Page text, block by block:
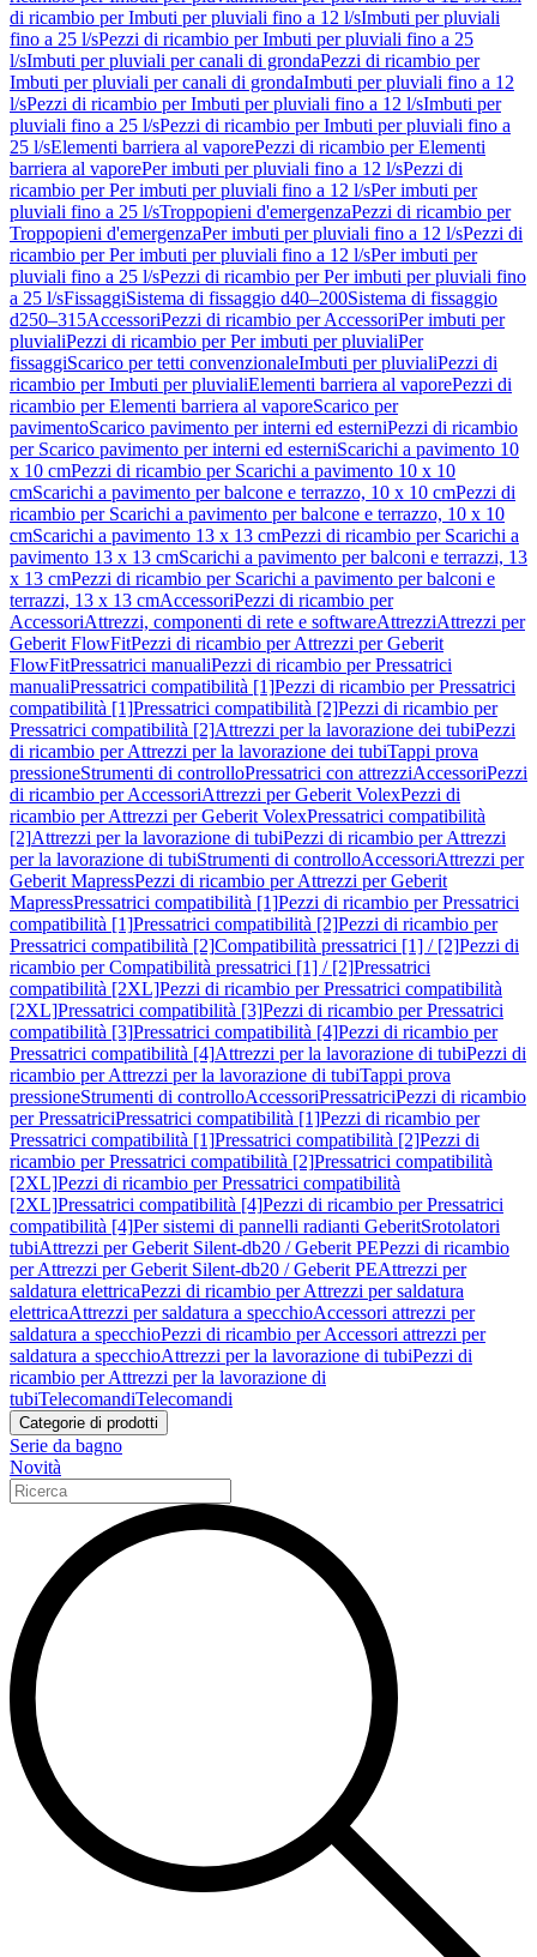
di ricambio per Imbuti per pluviali fino a 12 l/sImbuti per pluviali
fino a 25 l/sPezzi di ricambio per Imbuti per pluviali fino a 25
l/sImbuti per pluviali per canali di grondaPezzi di ricambio per
Imbuti per pluviali per canali di grondaImbuti per pluviali fino a 12
l/sPezzi di ricambio per Imbuti per pluviali fino a 12 l/sImbuti per
pluviali fino a 25 l/sPezzi di ricambio per Imbuti per pluviali fino a
25 l/sElementi barriera al vaporePezzi di ricambio per Elementi
barriera al vaporePer imbuti per pluviali fino a 12 l/sPezzi di
ricambio per Per imbuti per pluviali fino a 12 l/sPer imbuti per
pluviali fino a 25 l/sTroppopieni d'emergenzaPezzi di ricambio per
Troppopieni d'emergenzaPer imbuti per pluviali fino a 12 l/sPezzi di
ricambio per Per imbuti per pluviali fino a 12 l/sPer imbuti per
pluviali fino a 25 l/sPezzi di ricambio per Per imbuti per pluviali fino
a 25 l/sFissaggiSistema di fissaggio d40–200Sistema di fissaggio
d250–315AccessoriPezzi di ricambio per AccessoriPer imbuti per
pluvialiPezzi di ricambio per Per imbuti per pluvialiPer
fissaggiScarico per tetti convenzionaleImbuti per pluvialiPezzi di
ricambio per Imbuti per pluvialiElementi barriera al vaporePezzi di
ricambio per Elementi barriera al vaporeScarico per
pavimentoScarico pavimento per interni ed esterniPezzi di ricambio
per Scarico pavimento per interni ed esterniScarichi a pavimento 10
x 10 cmPezzi di ricambio per Scarichi a pavimento 10 x 10
cmScarichi a pavimento per balcone e terrazzo, 10 x 10 cmPezzi di
ricambio per Scarichi a pavimento per balcone e terrazzo, 10 x 10
cmScarichi a pavimento 13 x 13 cmPezzi di ricambio per Scarichi a
pavimento 13 x 13 cmScarichi a pavimento per balconi e terrazzi, 13
x 13 cmPezzi di ricambio per Scarichi a pavimento per balconi e
terrazzi, 13 x 13 cmAccessoriPezzi di ricambio per
AccessoriAttrezzi, componenti di rete e softwareAttrezziAttrezzi per
Geberit FlowFitPezzi di ricambio per Attrezzi per Geberit
FlowFitPressatrici manualiPezzi di ricambio per Pressatrici
manualiPressatrici compatibilità [1]Pezzi di ricambio per Pressatrici
compatibilità [1]Pressatrici compatibilità [2]Pezzi di ricambio per
Pressatrici compatibilità [2]Attrezzi per la lavorazione dei tubiPezzi
di ricambio per Attrezzi per la lavorazione dei tubiTappi prova
pressioneStrumenti di controlloPressatrici con attrezziAccessoriPezzi
di ricambio per AccessoriAttrezzi per Geberit VolexPezzi di
ricambio per Attrezzi per Geberit VolexPressatrici compatibilità
[2]Attrezzi per la lavorazione di tubiPezzi di ricambio per Attrezzi
per la lavorazione di tubiStrumenti di controlloAccessoriAttrezzi per
Geberit MapressPezzi di ricambio per Attrezzi per Geberit
MapressPressatrici compatibilità [1]Pezzi di ricambio per Pressatrici
compatibilità [1]Pressatrici compatibilità [2]Pezzi di ricambio per
Pressatrici compatibilità [2]Compatibilità pressatrici [1] / [2]Pezzi di
ricambio per Compatibilità pressatrici [1] / [2]Pressatrici
compatibilità [2XL]Pezzi di ricambio per Pressatrici compatibilità
[2XL]Pressatrici compatibilità [3]Pezzi di ricambio per Pressatrici
compatibilità [3]Pressatrici compatibilità [4]Pezzi di ricambio per
Pressatrici compatibilità [4]Attrezzi per la lavorazione di tubiPezzi di
ricambio per Attrezzi per la lavorazione di tubiTappi prova
pressioneStrumenti di controlloAccessoriPressatriciPezzi di ricambio
per PressatriciPressatrici compatibilità [1]Pezzi di ricambio per
Pressatrici compatibilità [1]Pressatrici compatibilità [2]Pezzi di
ricambio per Pressatrici compatibilità [2]Pressatrici compatibilità
[2XL]Pezzi di ricambio per Pressatrici compatibilità
[2XL]Pressatrici compatibilità [4]Pezzi di ricambio per Pressatrici
compatibilità [4]Per sistemi di pannelli radianti GeberitSrotolatori
tubiAttrezzi per Geberit Silent-db20 / Geberit PEPezzi di ricambio
per Attrezzi per Geberit Silent-db20 / Geberit PEAttrezzi per
saldatura elettricaPezzi di ricambio per Attrezzi per saldatura
elettricaAttrezzi per saldatura a specchioAccessori attrezzi per
saldatura a specchioPezzi di ricambio per Accessori attrezzi per
saldatura a specchioAttrezzi per la lavorazione di tubiPezzi di
ricambio per Attrezzi per la lavorazione di
tubiTelecomandiTelecomandi
Categorie di prodotti
Serie da bagno
Novità